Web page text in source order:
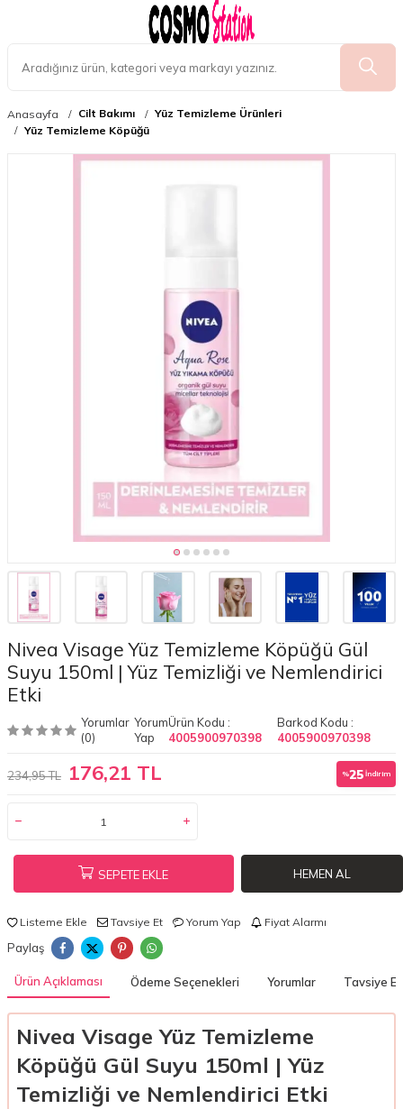
Anasayfa Cilt Bakımı
Yüz Temizleme Ürünleri
Yüz Temizleme Köpüğü
Nivea Visage Yüz Temizleme Köpüğü Gül
Suyu 150ml | Yüz Temizliği ve Nemlendirici
Etki
Yorumlar
(0)
Yorum
Yap
Ürün Kodu :
4005900970398
Barkod Kodu :
4005900970398
234,95 TL 176,21 TL %25 İndirim
SEPETE EKLE HEMEN AL
Listeme Ekle Tavsiye Et Yorum Yap Fiyat Alarmı
Paylaş
Ürün Açıklaması Ödeme Seçenekleri Yorumlar Tavsiye Et
Nivea Visage Yüz Temizleme
Köpüğü Gül Suyu 150ml | Yüz
Temizliği ve Nemlendirici Etki